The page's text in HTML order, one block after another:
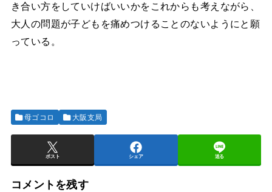
き合い方をしていけばいいかをこれからも考えながら、
大人の問題が子どもを痛めつけることのないようにと願
っている。
母ゴコロ 大阪支局
ポスト シェア 送る
コメントを残す